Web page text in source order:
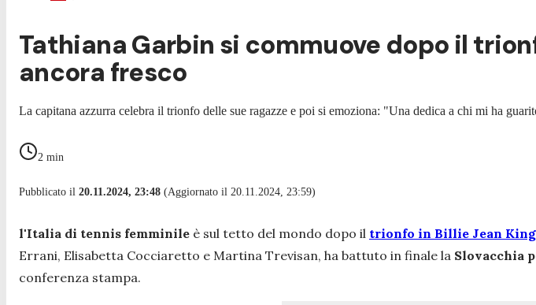
Tathiana Garbin si commuove dopo il
ancora fresco
La capitana azzurra celebra il trionfo delle sue ragazze e poi si emoziona: "Una dedica a chi mi ha
2 min
Pubblicato il 20.11.2024, 23:48 (Aggiornato il 20.11.2024, 23:59)
l'Italia di tennis femminile è sul tetto del mondo dopo il trionfo in Billie Jean
Errani, Elisabetta Cocciaretto e Martina Trevisan, ha battuto in finale la Slovacchia
conferenza stampa.